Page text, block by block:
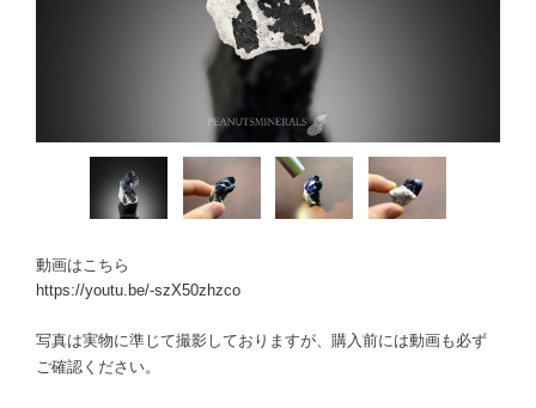
動画はこちら
https://youtu.be/-szX50zhzco
写真は実物に準じて撮影しておりますが、購入前には動画も必ず
ご確認ください。